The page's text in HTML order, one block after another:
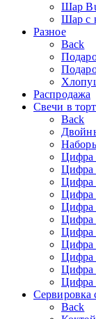
Шар
Шар с
Разное
Back
Распродажа
Свечи в торт
Back
Цифра
Цифра
Цифра
Цифра
Цифра
Цифра
Цифра
Цифра
Цифра
Цифра
Цифра
Сервировка
Back